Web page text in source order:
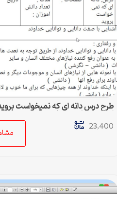
طرح درس دانه ای که نمیخواست
ابتدایی ویژه معلمان
23,400